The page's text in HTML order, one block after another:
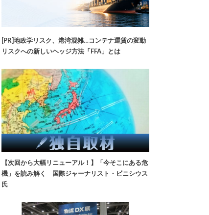
[PR]地政学リスク、港湾混雑…コンテナ運賃の変動
リスクへの新しいヘッジ方法「FFA」とは
【次回から大幅リニューアル！】「今そこにある危
機」を読み解く 国際ジャーナリスト・ビニシウス
氏